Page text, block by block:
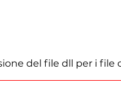
del file dll per i